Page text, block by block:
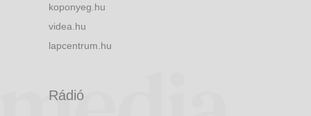
koponyeg.hu
videa.hu
lapcentrum.hu
Rádió